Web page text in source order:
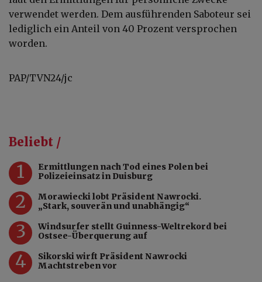
verwendet werden. Dem ausführenden Saboteur sei
lediglich ein Anteil von 40 Prozent versprochen
worden.
PAP/TVN24/jc
Beliebt /
1
Ermittlungen nach Tod eines Polen bei
Polizeieinsatz in Duisburg
2
Morawiecki lobt Präsident Nawrocki.
„Stark, souverän und unabhängig“
3
Windsurfer stellt Guinness-Weltrekord bei
Ostsee-Überquerung auf
4
Sikorski wirft Präsident Nawrocki
Machtstreben vor